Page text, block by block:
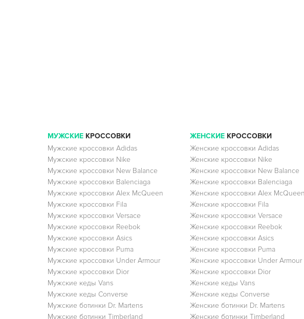
МУЖСКИЕКРОССОВКИ
Мужские кроссовки Adidas
Мужские кроссовки Nike
Мужские кроссовки New Balance
Мужские кроссовки Balenciaga
Мужские кроссовки Alex McQueen
Мужские кроссовки Fila
Мужские кроссовки Versace
Мужские кроссовки Reebok
Мужские кроссовки Asics
Мужские кроссовки Puma
Мужские кроссовки Under Armour
Мужские кроссовки Dior
Мужские кеды Vans
Мужские кеды Converse
Мужские ботинки Dr. Martens
Мужские ботинки Timberland
ЖЕНСКИЕКРОССОВКИ
Женские кроссовки Adidas
Женские кроссовки Nike
Женские кроссовки New Balance
Женские кроссовки Balenciaga
Женские кроссовки Alex
Женские кроссовки Fila
Женские кроссовки Versace
Женские кроссовки Reebok
Женские кроссовки Asics
Женские кроссовки Puma
Женские кроссовки Under Armour
Женские кроссовки Dior
Женские кеды Vans
Женские кеды Converse
Женские ботинки Dr. Martens
Женские ботинки Timberland